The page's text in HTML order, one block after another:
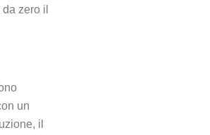
zero il
un
il